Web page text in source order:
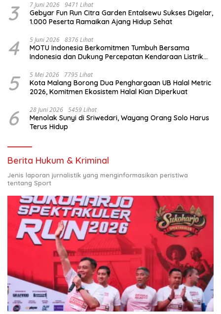
3 7 Juni 2026 9471 Lihat
Gebyar Fun Run Citra Garden Entalsewu Sukses Digelar,
1.000 Peserta Ramaikan Ajang Hidup Sehat
4 5 Juni 2026 8376 Lihat
MOTU Indonesia Berkomitmen Tumbuh Bersama
Indonesia dan Dukung Percepatan Kendaraan Listrik
5 5 Mei 2026 7795 Lihat
Kota Malang Borong Dua Penghargaan UB Halal Metric
2026, Komitmen Ekosistem Halal Kian Diperkuat
6 28 Juni 2026 5459 Lihat
Menolak Sunyi di Sriwedari, Wayang Orang Solo Harus
Terus Hidup
Berita Hukum & Kriminal
Jenis laporan jurnalistik yang menginformasikan peristiwa
tentang Sport